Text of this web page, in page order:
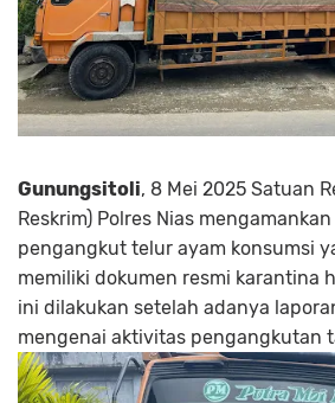
Gunungsitoli, 8 Mei 2025 Satuan
Reskrim) Polres Nias
pengangkut telur ayam konsumsi
memiliki dokumen resmi karantina
ini dilakukan setelah adanya
mengenai aktivitas pengangkutan